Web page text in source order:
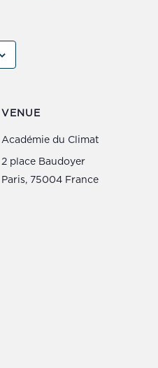
VENUE
Académie du Climat
2 place Baudoyer
Paris, 75004 France